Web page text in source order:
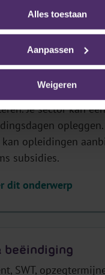
Alles toestaan
Aanpassen
Weigeren
dit onderwerp
moeten inzetten op
Je sector kan
opleggen.
opleidingen
subsidies.
dit onderwerp
beëindiging
SWT,